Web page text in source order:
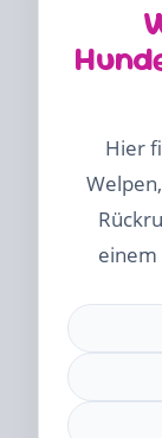
Hier
einem